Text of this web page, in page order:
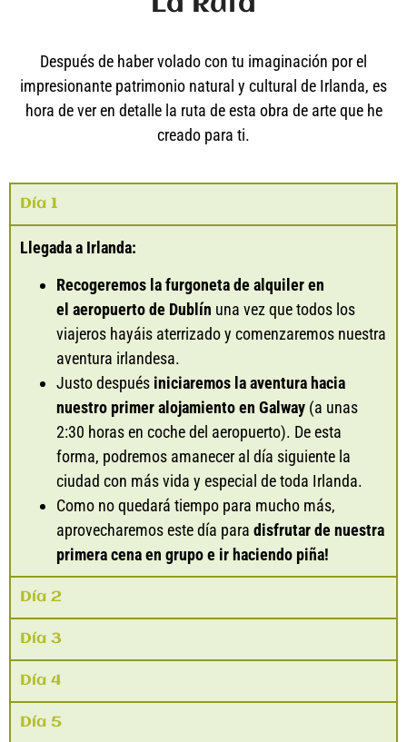
Después de haber volado con tu imaginación por el
impresionante patrimonio natural y cultural de Irlanda, es
hora de ver en detalle la ruta de esta obra de arte que he
creado para ti.
Día 1
Llegada a Irlanda:
Recogeremos la furgoneta de alquiler en
el aeropuerto de Dublín una vez que todos los
viajeros hayáis aterrizado y comenzaremos nuestra
aventura irlandesa.
Justo después iniciaremos la aventura hacia
nuestro primer alojamiento en Galway (a unas
2:30 horas en coche del aeropuerto). De esta
forma, podremos amanecer al día siguiente la
ciudad con más vida y especial de toda Irlanda.
Como no quedará tiempo para mucho más,
aprovecharemos este día para disfrutar de nuestra
primera cena en grupo e ir haciendo piña!
Día 2
Día 3
Día 4
Día 5